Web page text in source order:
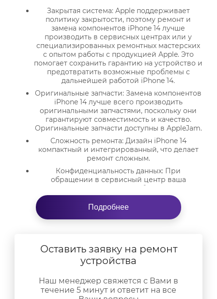
Закрытая система: Apple поддерживает
политику закрытости, поэтому ремонт и
замена компонентов iPhone 14 лучше
производить в сервисных центрах или у
специализированных ремонтных мастерских
с опытом работы с продукцией Apple. Это
помогает сохранить гарантию на устройство и
предотвратить возможные проблемы с
дальнейшей работой iPhone 14.
Оригинальные запчасти: Замена компонентов
iPhone 14 лучше всего производить
оригинальными запчастями, поскольку они
гарантируют совместимость и качество.
Оригинальные запчасти доступны в AppleJam.
Сложность ремонта: Дизайн iPhone 14
компактный и интегрированный, что делает
ремонт сложным.
Конфиденциальность данных: При
обращении в сервисный центр ваша
конфиденциальность данных будет защищена.
iPhone 14 содержит множество личной
информации, поэтому ремонтные услуги
должны обеспечить безопасность и
центре обеспечивает сохранение гарантии на
устройство. Если ремонт производится
самостоятельно или в нерекомендованном
аннулированию гарантии.
В любом случае, приремонте iPhone обращайтесь
Подробнее
Оставить заявку на ремонт
устройства
Наш менеджер свяжется с Вами в
течение 5 минут и ответит на все